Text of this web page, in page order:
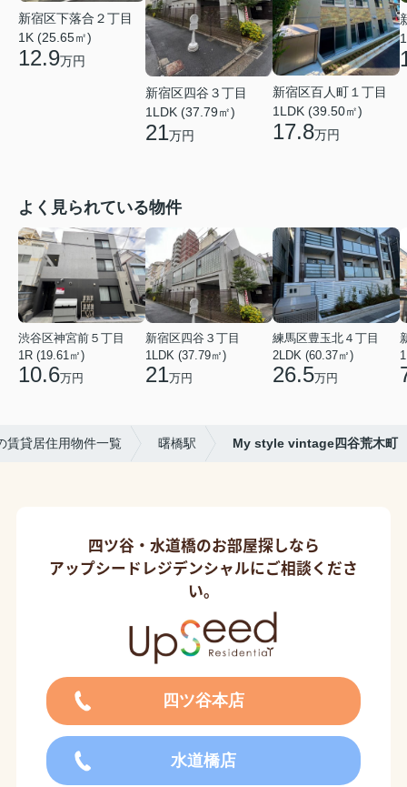
新宿区下落合２丁目
1K (25.65㎡)
12.9万円
新宿区四谷３丁目
1LDK (37.79㎡)
21万円
新宿区百人町１丁目
1LDK (39.50㎡)
17.8万円
よく見られている物件
渋谷区神宮前５丁目
1R (19.61㎡)
10.6万円
新宿区四谷３丁目
1LDK (37.79㎡)
21万円
練馬区豊玉北４丁目
2LDK (60.37㎡)
26.5万円
賃貸居住用物件一覧 曙橋駅 My style vintage四谷荒木町
四ツ谷・水道橋のお部屋探しなら
アップシードレジデンシャルにご相談くださ
い。
四ツ谷本店
水道橋店